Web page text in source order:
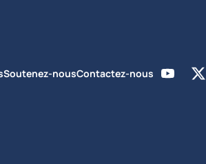
Soutenez-nousContactez-nous